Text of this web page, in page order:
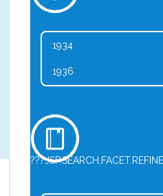
1934
1936